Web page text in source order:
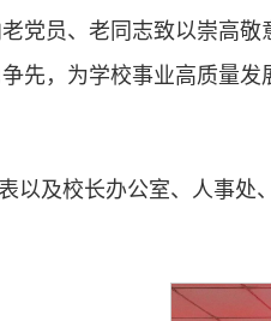
党员、老同志致以崇高
先，为学校事业高质量发
以及校长办公室、人事处